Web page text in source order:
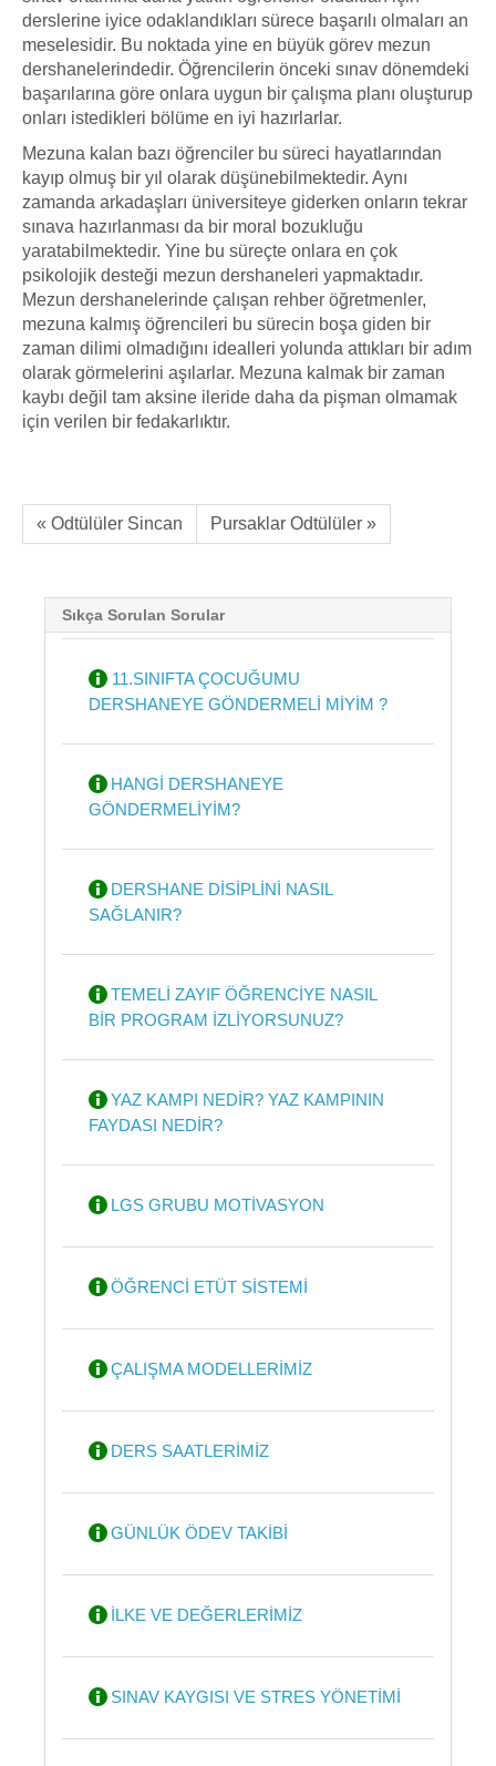
derslerine iyice odaklandıkları sürece başarılı olmaları an
meselesidir. Bu noktada yine en büyük görev mezun
dershanelerindedir. Öğrencilerin önceki sınav dönemdeki
başarılarına göre onlara uygun bir çalışma planı oluşturup
onları istedikleri bölüme en iyi hazırlarlar.
Mezuna kalan bazı öğrenciler bu süreci hayatlarından
kayıp olmuş bir yıl olarak düşünebilmektedir. Aynı
zamanda arkadaşları üniversiteye giderken onların tekrar
sınava hazırlanması da bir moral bozukluğu
yaratabilmektedir. Yine bu süreçte onlara en çok
psikolojik desteği mezun dershaneleri yapmaktadır.
Mezun dershanelerinde çalışan rehber öğretmenler,
mezuna kalmış öğrencileri bu sürecin boşa giden bir
zaman dilimi olmadığını idealleri yolunda attıkları bir adım
olarak görmelerini aşılarlar. Mezuna kalmak bir zaman
kaybı değil tam aksine ileride daha da pişman olmamak
için verilen bir fedakarlıktır.
« Odtülüler Sincan Pursaklar Odtülüler »
Sıkça Sorulan Sorular
11.SINIFTA ÇOCUĞUMU
DERSHANEYE GÖNDERMELİ MİYİM ?
HANGİ DERSHANEYE
GÖNDERMELİYİM?
DERSHANE DİSİPLİNİ NASIL
SAĞLANIR?
TEMELİ ZAYIF ÖĞRENCİYE NASIL
BİR PROGRAM İZLİYORSUNUZ?
YAZ KAMPI NEDİR? YAZ KAMPININ
FAYDASI NEDİR?
LGS GRUBU MOTİVASYON
ÖĞRENCİ ETÜT SİSTEMİ
ÇALIŞMA MODELLERİMİZ
DERS SAATLERİMİZ
GÜNLÜK ÖDEV TAKİBİ
İLKE VE DEĞERLERİMİZ
SINAV KAYGISI VE STRES YÖNETİMİ